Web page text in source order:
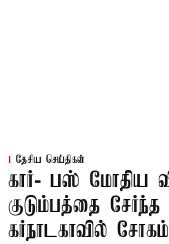
தேசிய செய்திகள்
கார்- பஸ் மோதிய
குடும்பத்தை
கர்நாடகாவில் சோகம்